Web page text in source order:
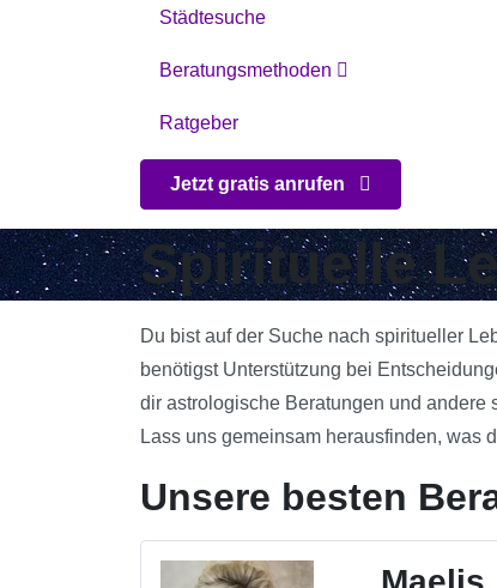
Städtesuche
Beratungsmethoden
Ratgeber
Jetzt gratis anrufen
Spirituelle
Du bist auf der Suche nach spiritueller
benötigst Unterstützung bei
dir astrologische Beratungen und
Lass uns gemeinsam herausfinden, was
Unsere besten